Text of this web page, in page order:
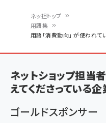
ン
く
ず
ネッ担トップ
用語集
用語「消費動向」 が使われて
ネットショップ担当
えてくださっている
ゴールドスポンサー